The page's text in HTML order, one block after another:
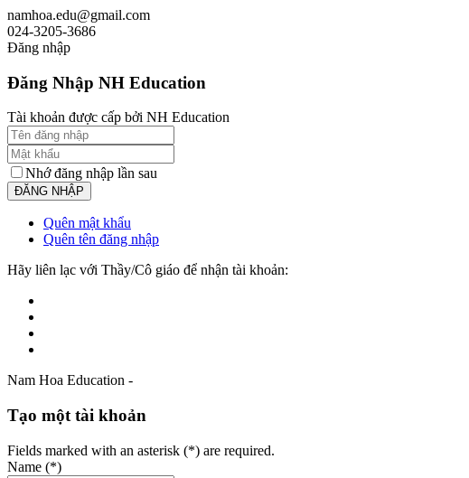
namhoa.edu@gmail.com
024-3205-3686
Đăng nhập
Đăng Nhập NH Education
Tài khoản được cấp bởi NH Education
Nhớ đăng nhập lần sau
Quên mật khẩu
Quên tên đăng nhập
Hãy liên lạc với Thầy/Cô giáo để nhận tài khoản:
Nam Hoa Education -
Tạo một tài khoản
Fields marked with an asterisk (*) are required.
Name (*)